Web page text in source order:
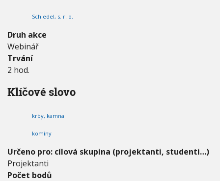
E
k
o
m
n
j
e
Schiedel, s. r. o.
Druh akce
Webinář
Trvání
2 hod.
Klíčové slovo
krby, kamna
komíny
Určeno pro: cílová skupina (projektanti, studenti…)
Projektanti
Počet bodů